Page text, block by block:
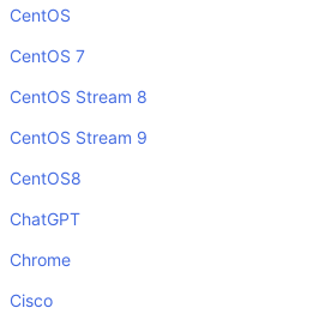
CentOS
CentOS 7
CentOS Stream 8
CentOS Stream 9
CentOS8
ChatGPT
Chrome
Cisco